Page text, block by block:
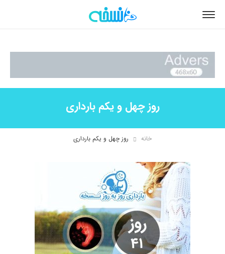
روز چهل و یکم بارداری
خانه روز چهل و یکم بارداری